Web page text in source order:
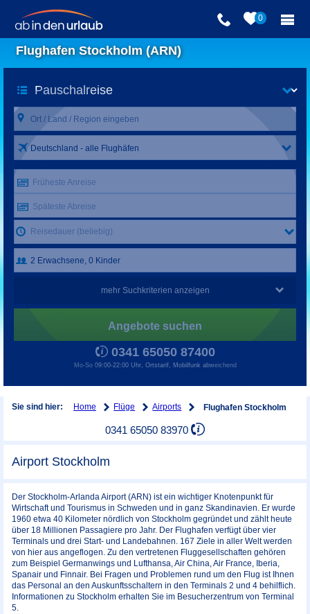
0
Flughafen Stockholm (ARN)
Deutschland - alle Flughäfen
Früheste Anreise
Späteste Abreise
Reisedauer (beliebig)
mehr Suchkriterien anzeigen
Angebote suchen
0341 65050 87400
Mo-So 09:00-22:00 Uhr, Ortstarif, Mobilfunk abweichend
Sie sind hier: Home Flüge Airports Flughafen Stockholm
0341 65050 83970
Airport Stockholm
Der Stockholm-Arlanda Airport (ARN) ist ein wichtiger Knotenpunkt für
Wirtschaft und Tourismus in Schweden und in ganz Skandinavien. Er wurde
1960 etwa 40 Kilometer nördlich von Stockholm gegründet und zählt heute
über 18 Millionen Passagiere pro Jahr. Der Flughafen verfügt über vier
Terminals und drei Start- und Landebahnen. 167 Ziele in aller Welt werden
von hier aus angeflogen. Zu den vertretenen Fluggesellschaften gehören
zum Beispiel Germanwings und Lufthansa, Air China, Air France, Iberia,
Spanair und Finnair. Bei Fragen und Problemen rund um den Flug ist Ihnen
das Personal an den Auskunftsschaltern in den Terminals 2 und 4 behilflich.
Informationen zu Stockholm erhalten Sie im Besucherzentrum von Terminal
5.